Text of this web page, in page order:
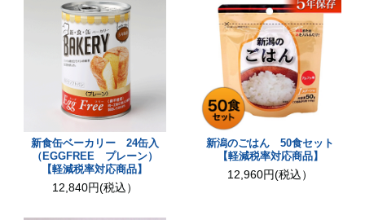
新食缶ベーカリー 24缶入
（EGGFREE プレーン）
【軽減税率対応商品】
12,840円(税込）
新潟のごはん 50食セット
【軽減税率対応商品】
12,960円(税込）